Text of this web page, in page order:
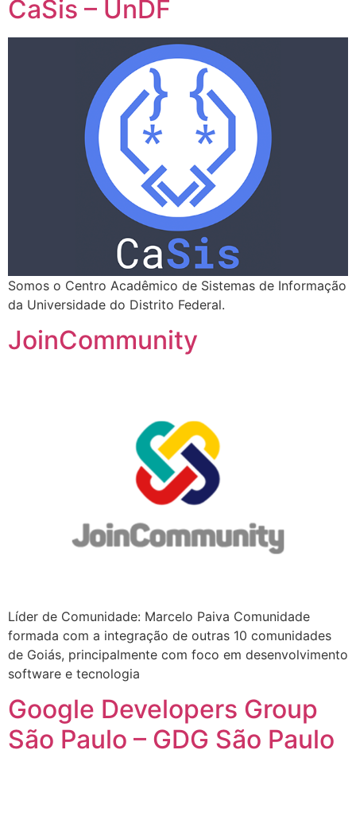
CaSis – UnDF
Somos o Centro Acadêmico de Sistemas de Informação
da Universidade do Distrito Federal.
JoinCommunity
Líder de Comunidade: Marcelo Paiva Comunidade
formada com a integração de outras 10 comunidades
de Goiás, principalmente com foco em desenvolvimento
software e tecnologia
Google Developers Group
São Paulo – GDG São Paulo